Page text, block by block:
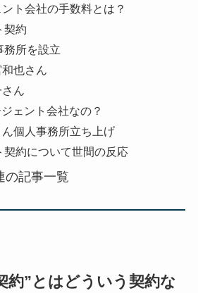
ト会社の手数料とは？
契約
務所を設立
也さん
ん
ェント会社なの？
ん個人事務所立ち上げ
契約について世間の反応
の記事一覧
約”とはどういう契約な